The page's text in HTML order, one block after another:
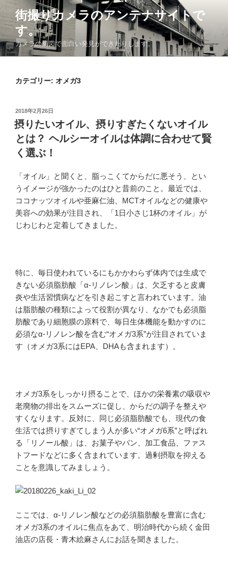
コ
ン
テ
ン
ツ
街撮りカメラのアンテナサイトで
す。
カメラの構図で面白い発見ができたりします。
カテゴリー: オメガ3
投
稿
日:
2018年2月26日
摂りたいオイル、摂りすぎたくないオイル
とは？ ヘルシーオイルは体調に合わせて賢
く選ぶ！
「オイル」と聞くと、脂っこくてからだに悪そう、とい
うイメージが強かったのはひと昔前のこと。最近では、
ココナッツオイルや亜麻仁油、MCTオイルなどの健康や
美容への効果が注目され、「1日小さじ1杯のオイル」が
じわじわと定着してきました。
特に、毎日使われているにもかかわらず体内では生成で
きない必須脂肪酸「α-リノレン酸」は、欠乏すると皮膚
炎や生活習慣病などを引き起こすと言われています。油
は脂肪酸の種類によって役割が異なり、なかでも必須脂
肪酸であり細胞膜の原料で、毎日生体機能を動かすのに
必須なα-リノレン酸を含む“オメガ3系”が注目されていま
す（オメガ3系にはEPA、DHAも含まれます）。
オメガ3系をしっかり摂ることで、ほかの栄養素の吸収や
老廃物の排出をスムーズに促し、からだの調子を整えや
すくなります。反対に、同じ必須脂肪酸でも、現代の食
生活では摂りすぎてしまう人が多い“オメガ6系”と呼ばれ
る「リノール酸」は、お菓子やパン、加工食品、ファス
トフードなどに多く含まれています。過剰摂取を抑える
ことを意識してみましょう。
ここでは、α-リノレン酸などの必須脂肪酸を豊富に含む
オメガ3系のオイルに焦点をあて、明治時代から続く金田
油店の店長・青木絵麻さんにお話を聞きました。